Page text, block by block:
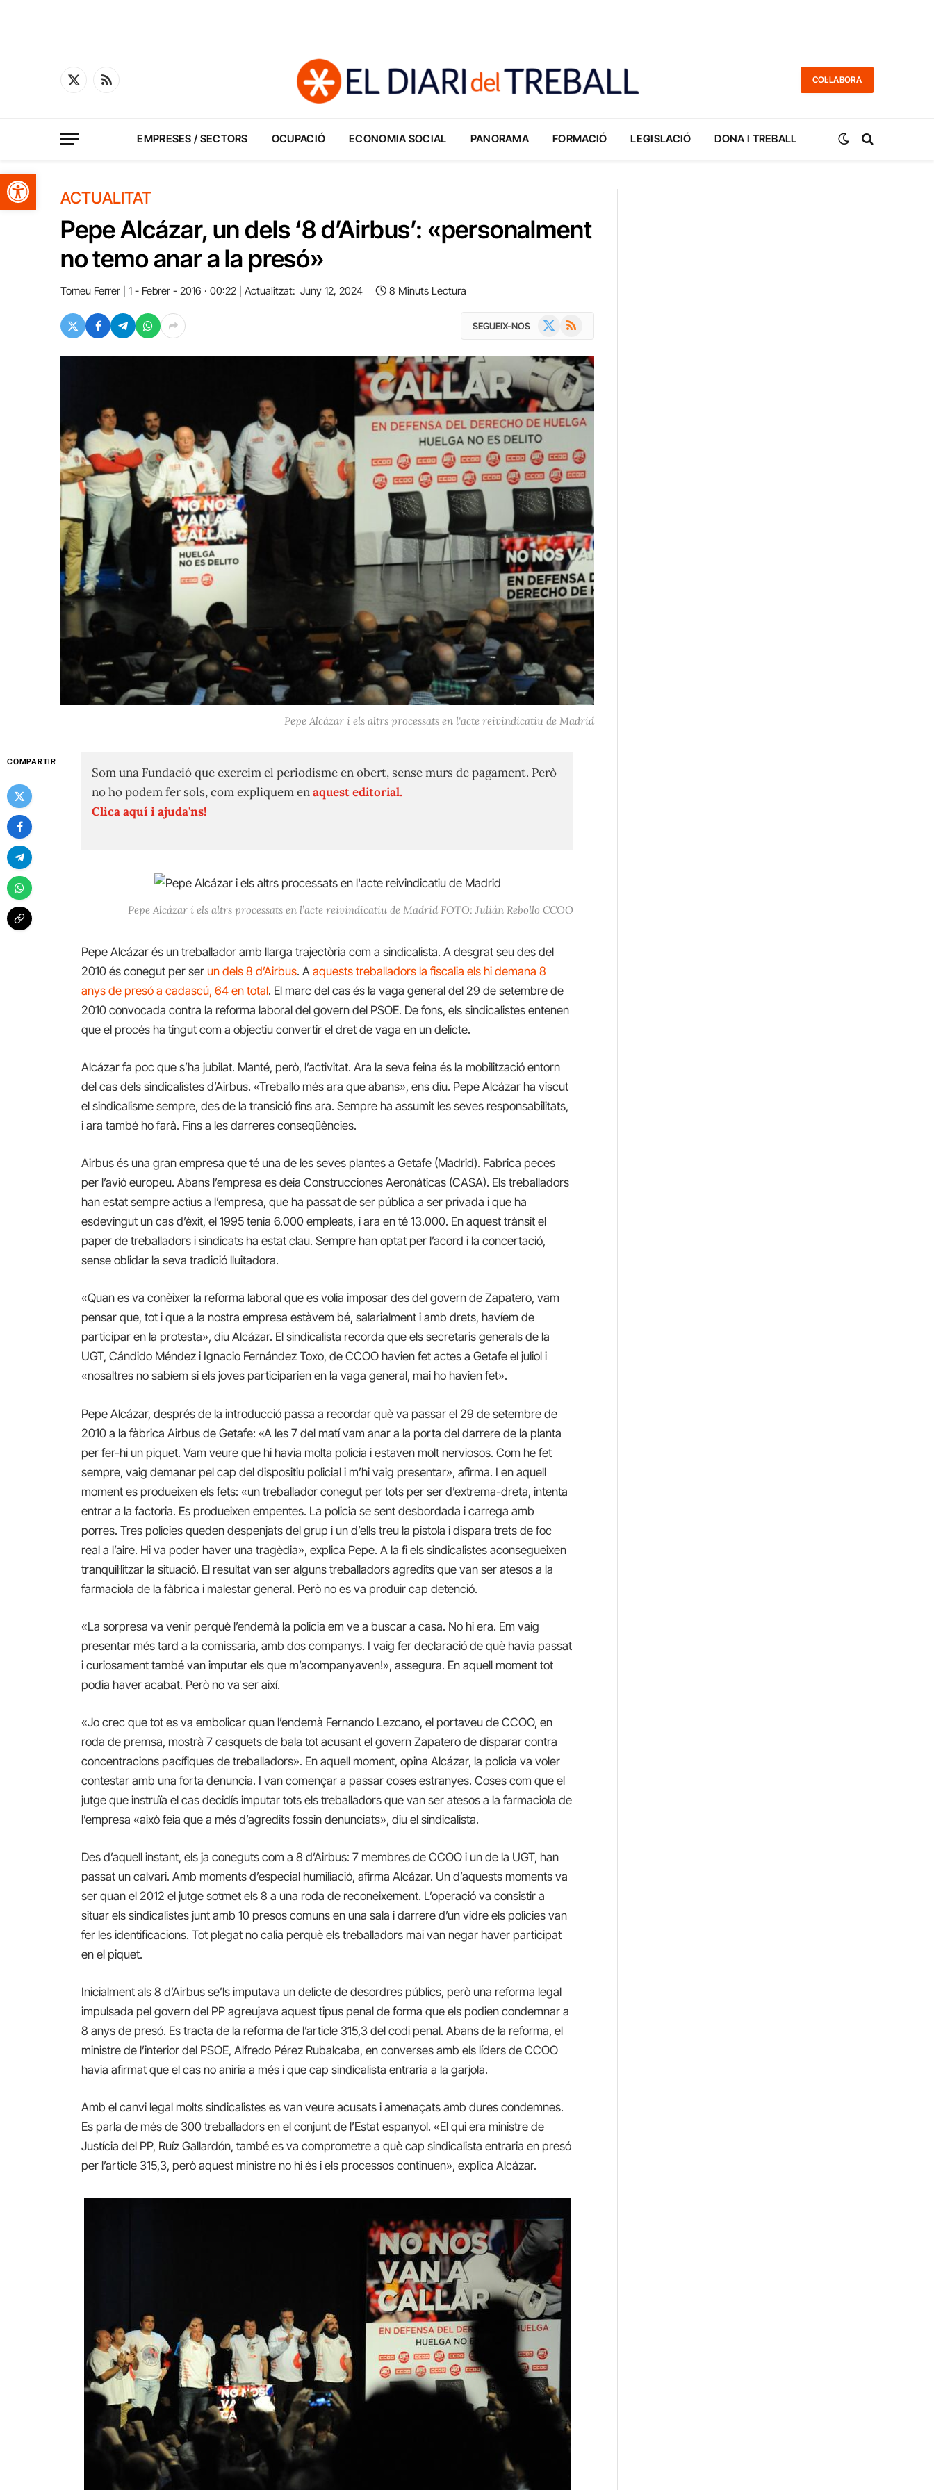
Obre la barra d'eines
X
RSS
COL·LABORA
EMPRESES / SECTORS OCUPACIÓ ECONOMIA SOCIAL PANORAMA FORMACIÓ LEGISLACIÓ DONA I TREBALL
ACTUALITAT
Pepe Alcázar, un dels ‘8 d’Airbus’: «personalment
no temo anar a la presó»
Tomeu Ferrer 1 - Febrer - 2016 · 00:22 Actualitzat: Juny 12, 2024 8 Minuts Lectura
SEGUEIX-NOS RSS
Pepe Alcázar i els altrs processats en l'acte reivindicatiu de Madrid
COMPARTIR
Som una Fundació que exercim el periodisme en obert, sense murs de pagament. Però
no ho podem fer sols, com expliquem enaquest editorial.
Clica aquí i ajuda'ns!
Pepe Alcázar i els altrs processats en l’acte reivindicatiu de Madrid FOTO: Julián Rebollo CCOO
Pepe Alcázar és un treballador amb llarga trajectòria com a sindicalista. A desgrat seu des del
2010 és conegut per ser un dels 8 d’Airbus. Aaquests treballadors la fiscalia els hi demana 8
anys de presó a cadascú, 64 en total. El marc del cas és la vaga general del 29 de setembre de
2010 convocada contra la reforma laboral del govern del PSOE. De fons, els sindicalistes entenen
que el procés ha tingut com a objectiu convertir el dret de vaga en un delicte.
Alcázar fa poc que s’ha jubilat. Manté, però, l’activitat. Ara la seva feina és la mobilització entorn
del cas dels sindicalistes d’Airbus. «Treballo més ara que abans», ens diu. Pepe Alcázar ha viscut
el sindicalisme sempre, des de la transició fins ara. Sempre ha assumit les seves responsabilitats,
i ara també ho farà. Fins a les darreres conseqüències.
Airbus és una gran empresa que té una de les seves plantes a Getafe (Madrid). Fabrica peces
per l’avió europeu. Abans l’empresa es deia Construcciones Aeronáticas (CASA). Els treballadors
han estat sempre actius a l’empresa, que ha passat de ser pública a ser privada i que ha
esdevingut un cas d’èxit, el 1995 tenia 6.000 empleats, i ara en té 13.000. En aquest trànsit el
paper de treballadors i sindicats ha estat clau. Sempre han optat per l’acord i la concertació,
sense oblidar la seva tradició lluitadora.
«Quan es va conèixer la reforma laboral que es volia imposar des del govern de Zapatero, vam
pensar que, tot i que a la nostra empresa estàvem bé, salarialment i amb drets, havíem de
participar en la protesta», diu Alcázar. El sindicalista recorda que els secretaris generals de la
UGT, Cándido Méndez i Ignacio Fernández Toxo, de CCOO havien fet actes a Getafe el juliol i
«nosaltres no sabíem si els joves participarien en la vaga general, mai ho havien fet».
Pepe Alcázar, després de la introducció passa a recordar què va passar el 29 de setembre de
2010 a la fàbrica Airbus de Getafe: «A les 7 del matí vam anar a la porta del darrere de la planta
per fer-hi un piquet. Vam veure que hi havia molta policia i estaven molt nerviosos. Com he fet
sempre, vaig demanar pel cap del dispositiu policial i m’hi vaig presentar», afirma. I en aquell
moment es produeixen els fets: «un treballador conegut per tots per ser d’extrema-dreta, intenta
entrar a la factoria. Es produeixen empentes. La policia se sent desbordada i carrega amb
porres. Tres policies queden despenjats del grup i un d’ells treu la pistola i dispara trets de foc
real a l’aire. Hi va poder haver una tragèdia», explica Pepe. A la fi els sindicalistes aconsegueixen
tranquil·litzar la situació. El resultat van ser alguns treballadors agredits que van ser atesos a la
farmaciola de la fàbrica i malestar general. Però no es va produir cap detenció.
«La sorpresa va venir perquè l’endemà la policia em ve a buscar a casa. No hi era. Em vaig
presentar més tard a la comissaria, amb dos companys. I vaig fer declaració de què havia passat
i curiosament també van imputar els que m’acompanyaven!», assegura. En aquell moment tot
podia haver acabat. Però no va ser així.
«Jo crec que tot es va embolicar quan l’endemà Fernando Lezcano, el portaveu de CCOO, en
roda de premsa, mostrà 7 casquets de bala tot acusant el govern Zapatero de disparar contra
concentracions pacífiques de treballadors». En aquell moment, opina Alcázar, la policia va voler
contestar amb una forta denuncia. I van començar a passar coses estranyes. Coses com que el
jutge que instruïa el cas decidís imputar tots els treballadors que van ser atesos a la farmaciola de
l’empresa «això feia que a més d’agredits fossin denunciats», diu el sindicalista.
Des d’aquell instant, els ja coneguts com a 8 d’Airbus: 7 membres de CCOO i un de la UGT, han
passat un calvari. Amb moments d’especial humiliació, afirma Alcázar. Un d’aquests moments va
ser quan el 2012 el jutge sotmet els 8 a una roda de reconeixement. L’operació va consistir a
situar els sindicalistes junt amb 10 presos comuns en una sala i darrere d’un vidre els policies van
fer les identificacions. Tot plegat no calia perquè els treballadors mai van negar haver participat
en el piquet.
Inicialment als 8 d’Airbus se’ls imputava un delicte de desordres públics, però una reforma legal
impulsada pel govern del PP agreujava aquest tipus penal de forma que els podien condemnar a
8 anys de presó. Es tracta de la reforma de l’article 315,3 del codi penal. Abans de la reforma, el
ministre de l’interior del PSOE, Alfredo Pérez Rubalcaba, en converses amb els líders de CCOO
havia afirmat que el cas no aniria a més i que cap sindicalista entraria a la garjola.
Amb el canvi legal molts sindicalistes es van veure acusats i amenaçats amb dures condemnes.
Es parla de més de 300 treballadors en el conjunt de l’Estat espanyol. «El qui era ministre de
Justícia del PP, Ruíz Gallardón, també es va comprometre a què cap sindicalista entraria en presó
per l’article 315,3, però aquest ministre no hi és i els processos continuen», explica Alcázar.